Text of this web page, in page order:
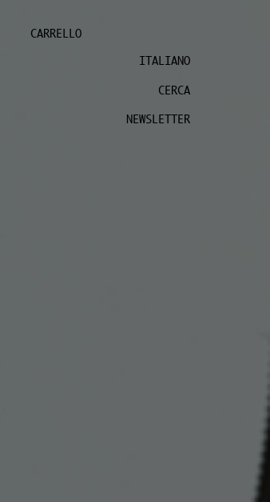
CARRELLO
ITALIANO
CERCA
NEWSLETTER